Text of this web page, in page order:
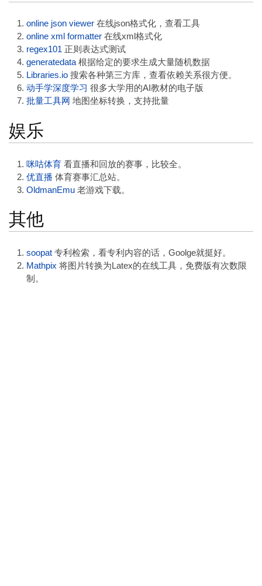
online json viewer 在线json格式化，查看工具
online xml formatter 在线xml格式化
regex101 正则表达式测试
generatedata 根据给定的要求生成大量随机数据
Libraries.io 搜索各种第三方库，查看依赖关系很方便。
动手学深度学习 很多大学用的AI教材的电子版
批量工具网 地图坐标转换，支持批量
娱乐
咪咕体育 看直播和回放的赛事，比较全。
优直播 体育赛事汇总站。
OldmanEmu 老游戏下载。
其他
soopat 专利检索，看专利内容的话，Goolge就挺好。
Mathpix 将图片转换为Latex的在线工具，免费版有次数限
制。